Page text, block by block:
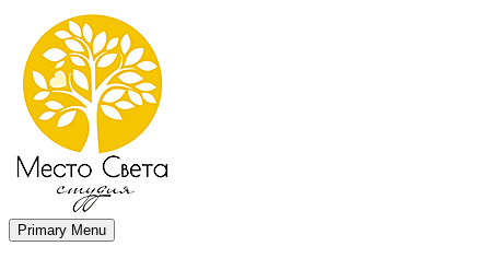
Место света. Свадебный фотограф в Орле Апальков Вячеслав
Свадебный фотограф в Орле
Primary Menu